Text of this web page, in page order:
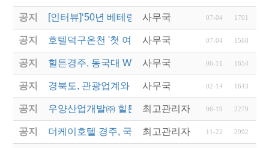
공지 [인터뷰]‘50년 베테랑’ 힐튼경주 김남철 총지배인 “
사무국 07-04 1701
공지 호텔덕구온천 '첫 여성 총지배인' 새 역사를 쓰다
사무국 07-04 1568
공지 힐튼경주, 동국대 WISE캠퍼스에 12년째 장학금 전
사무국 06-11 1654
공지 경북도, 관광업계와 협력해 지역경제 재도약 나선다
사무국 02-14 1643
공지 우양산업개발㈜ 힐튼경주, 동국대 호텔관광외식경
최고관리자 06-19 2279
공지 더케이호텔 경주, 국내 첫 '반려동물 친화호텔' 탈바
최고관리자 11-22 2992